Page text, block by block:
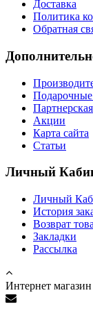
Доставка
Политика
Обратная
Акции
Карта сайта
Статьи
Личный
Личный
История
Возврат
Закладки
Рассылка
Интернет